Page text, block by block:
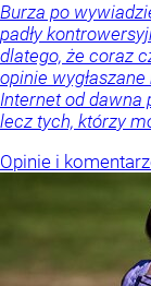
Burza po
padły
dlatego, że coraz
opinie
Internet od dawna
lecz tych, którzy
Opinie i